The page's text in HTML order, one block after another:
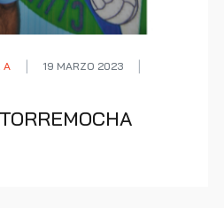
A
19 MARZO 2023